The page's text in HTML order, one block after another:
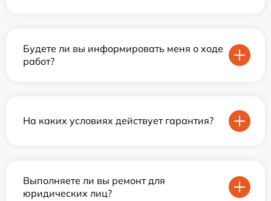
Будете ли вы информировать меня о ходе
работ?
На каких условиях действует гарантия?
Выполняете ли вы ремонт для
юридических лиц?